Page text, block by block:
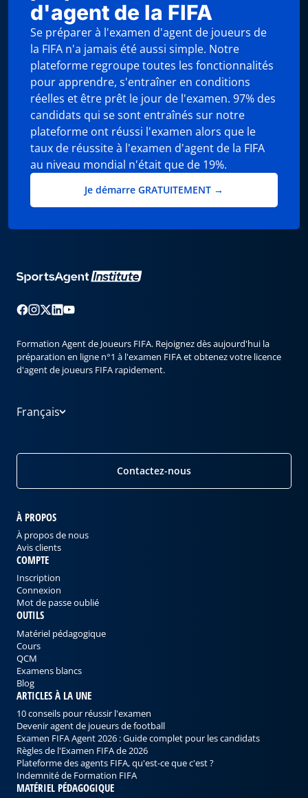
d'agent de la FIFA
Se préparer à l'examen d'agent de joueurs de
la FIFA n'a jamais été aussi simple. Notre
plateforme regroupe toutes les fonctionnalités
pour apprendre, s'entraîner en conditions
réelles et être prêt le jour de l'examen. 97% des
candidats qui se sont entraînés sur notre
plateforme ont réussi l'examen alors que le
taux de réussite à l'examen d'agent de la FIFA
au niveau mondial n'était que de 19%.
Je démarre GRATUITEMENT →
Formation Agent de Joueurs FIFA. Rejoignez dès aujourd'hui la
préparation en ligne n°1 à l'examen FIFA et obtenez votre licence
d'agent de joueurs FIFA rapidement.
Français
Contactez-nous
À PROPOS
À propos de nous
Avis clients
COMPTE
Inscription
Connexion
Mot de passe oublié
OUTILS
Matériel pédagogique
Cours
QCM
Examens blancs
Blog
ARTICLES À LA UNE
10 conseils pour réussir l'examen
Devenir agent de joueurs de football
Examen FIFA Agent 2026 : Guide complet pour les candidats
Règles de l'Examen FIFA de 2026
Plateforme des agents FIFA, qu'est-ce que c'est ?
Indemnité de Formation FIFA
MATÉRIEL PÉDAGOGIQUE